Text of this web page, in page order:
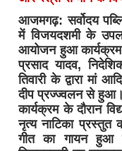
आजमगढ़: सर्वोदय
में विजयदशमी के
आयोजन हुआ कार्यक्रम
प्रसाद यादव,
तिवारी के द्वारा मां
दीप प्रज्ज्वलन से हुआ।
कार्यक्रम के दौरान
नृत्य नाटिका प्रस्तुत
गीत का गायन हुआ